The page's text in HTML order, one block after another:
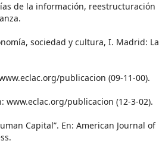
de la información, reestructuración
sociedad y cultura, I. Madrid: La
publicacion (09-11-00).
www.eclac.org/publicacion (12-3-02).
Capital”. En: American Journal of